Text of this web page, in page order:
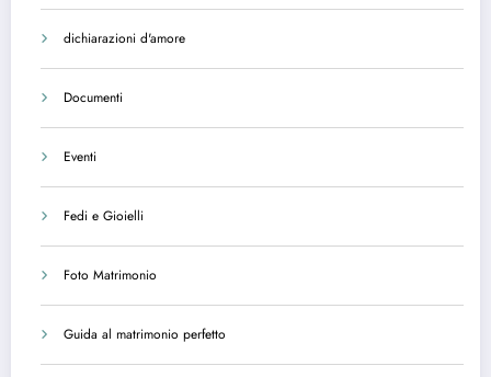
dichiarazioni d'amore
Documenti
Eventi
Fedi e Gioielli
Foto Matrimonio
Guida al matrimonio perfetto